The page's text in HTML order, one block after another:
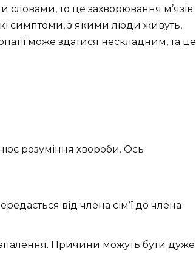
то це захворювання м’язів.
симптоми, з якими люди живуть,
може здатися нескладним, та це
розуміння хвороби. Ось
від члена сім’ї до члена
Причини можуть бути дуже